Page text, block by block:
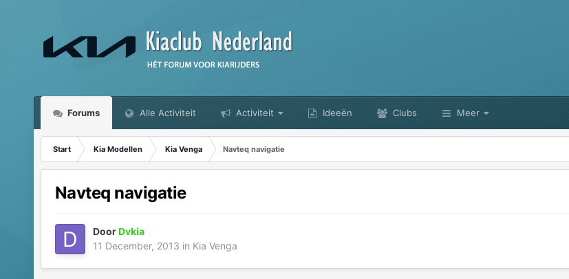
Forums Alle Activiteit Activiteit Ideeën Clubs Meer
Start Kia Modellen Kia Venga Navteq navigatie
Navteq navigatie
DoorDvkia
11 December, 2013 in Kia Venga